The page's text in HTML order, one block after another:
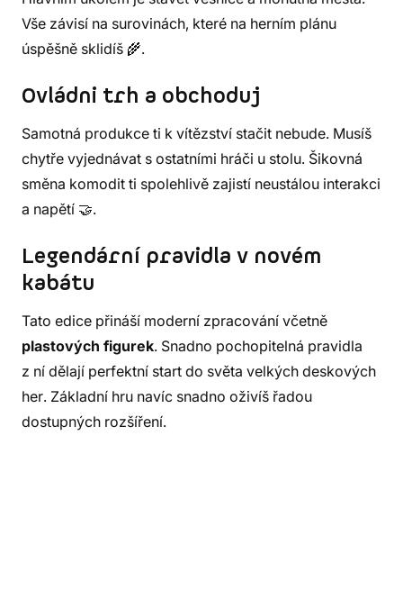
Vše závisí na surovinách, které na herním plánu
úspěšně sklidíš 🌾.
Ovládni trh a obchoduj
Samotná produkce ti k vítězství stačit nebude. Musíš
chytře vyjednávat s ostatními hráči u stolu. Šikovná
směna komodit ti spolehlivě zajistí neustálou interakci
a napětí 🤝.
Legendární pravidla v novém
kabátu
Tato edice přináší moderní zpracování včetně
plastových figurek. Snadno pochopitelná pravidla
z ní dělají perfektní start do světa velkých deskových
her. Základní hru navíc snadno oživíš řadou
dostupných rozšíření.